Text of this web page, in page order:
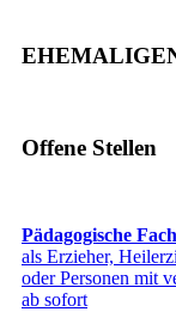
Offene Stellen
Pädagogische
als Erzieher,
oder Personen mit
ab sofort